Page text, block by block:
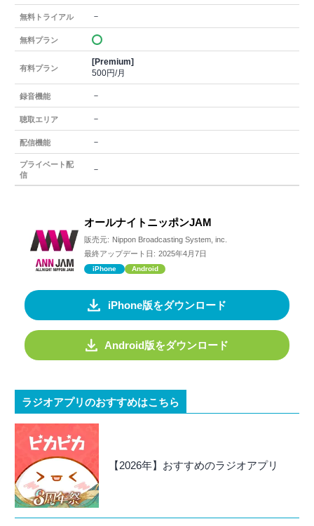
無料トライアル －
無料プラン
有料プラン
[Premium]
500円/月
録音機能 －
聴取エリア －
配信機能 －
プライベート配
信
－
オールナイトニッポンJAM
販売元: Nippon Broadcasting System, inc.
最終アップデート日: 2025年4月7日
iPhone Android
iPhone版をダウンロード
Android版をダウンロード
ラジオアプリのおすすめはこちら
【2026年】おすすめのラジオアプリ